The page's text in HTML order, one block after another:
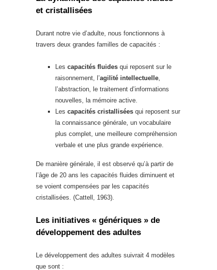
et cristallisées
Durant notre vie d’adulte, nous fonctionnons à
travers deux grandes familles de capacités :
Les capacités fluides qui reposent sur le
raisonnement, l’agilité intellectuelle
l’abstraction, le traitement d’informations
nouvelles, la mémoire active.
Les capacités cristallisées qui reposent sur
la connaissance générale, un vocabulaire
plus complet, une meilleure compréhension
verbale et une plus grande expérience.
De manière générale, il est observé qu’à partir de
l’âge de 20 ans les capacités fluides diminuent et
se voient compensées par les capacités
cristallisées. (Cattell, 1963).
Les initiatives « génériques » de
développement des adultes
Le développement des adultes suivrait 4 modèles
que sont :